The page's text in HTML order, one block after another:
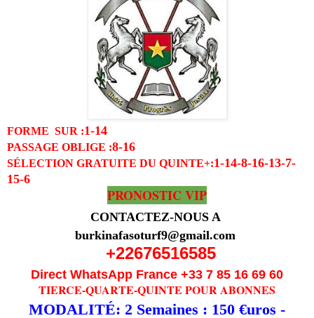
FORME SUR :1-14
PASSAGE OBLIGE :8-16
SÉLECTION GRATUITE DU QUINTE+:1-14-8-16-13-7-
15-6
PRONOSTIC VIP
CONTACTEZ-NOUS A
burkinafasoturf9@gmail.com
+22676516585
Direct WhatsApp France +33 7 85 16 69 60
TIERCE-QUARTE-QUINTE POUR ABONNES
MODALITÉ: 2 Semaines : 150 €uros -